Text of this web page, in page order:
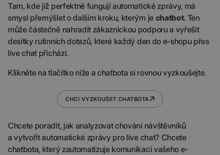
Tam, kde již perfektně fungují automatické zprávy, má
smysl přemýšlet o dalším kroku, kterým je chatbot. Ten
může částečně nahradit zákaznickou podporu a vyřešit
desítky rutinních dotazů, které každý den do e-shopu přes
live chat přichází.
Klikněte na tlačítko níže a chatbota si rovnou vyzkoušejte.
CHCI VYZKOUŠET CHATBOTA
Chcete poradit, jak analyzovat chování návštěvníků
a vytvořit automatické zprávy pro live chat? Chcete
chatbota, který zautomatizuje komunikaci vašeho e-